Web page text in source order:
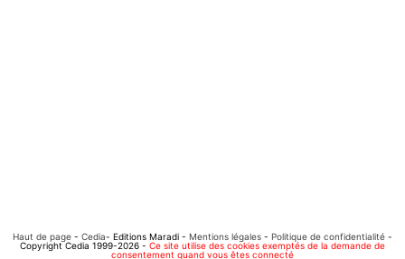
Haut de page - Cedia- Editions Maradi - Mentions légales - Politique de confidentialité -
Copyright Cedia 1999-2026 - Ce site utilise des cookies exemptés de la demande de
consentement quand vous êtes connecté